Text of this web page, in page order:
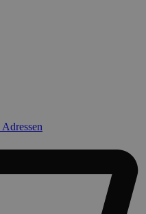
Adressen